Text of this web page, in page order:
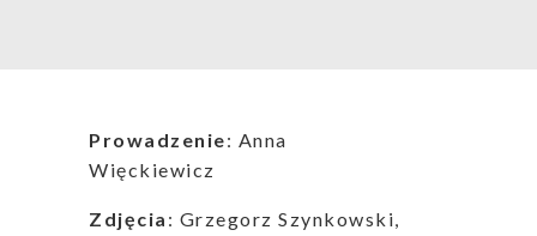
Prowadzenie: Anna
Więckiewicz
Zdjęcia : Grzegorz Szynkowski,